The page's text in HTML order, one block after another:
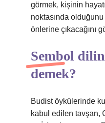
görmek, kişinin
noktasında olduğunu
önlerine çıkacağını
Sembol
demek?
Budist öykülerinde
kabul edilen tavşan,